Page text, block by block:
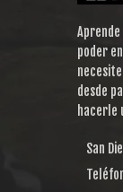
poder
desde
hacerle
San